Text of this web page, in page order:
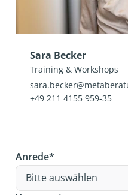
Sara Becker
Training & Workshops
+49 211 4155 959-35
Anrede*